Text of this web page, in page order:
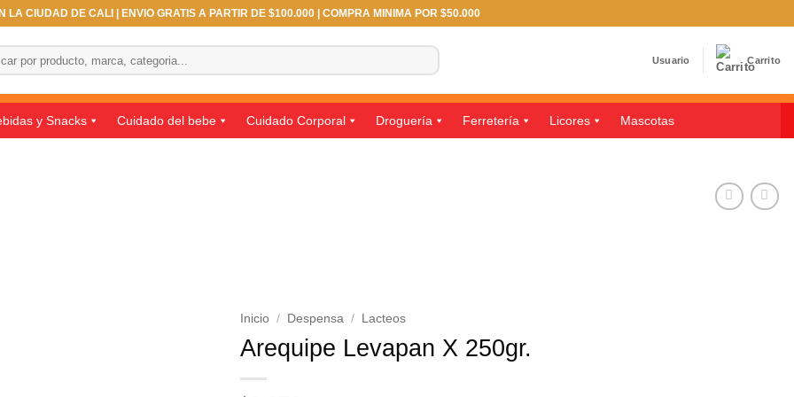
LA CIUDAD DE CALI | ENVIO GRATIS A PARTIR DE $100.000 | COMPRA MINIMA POR $50.000
Usuario Carrito
y Snacks Cuidado del bebe Cuidado Corporal Droguería Ferretería Licores Mascotas
Inicio / Despensa / Lacteos
Arequipe Levapan X 250gr.